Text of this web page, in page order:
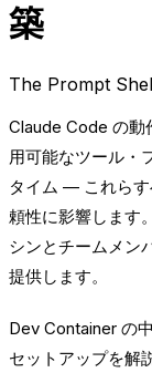
築
The Prompt
Claude Code の動
用可能なツール・
タイム — これら
頼性に影響します
シンとチームメン
提供します。
Dev Container の
セットアップを解